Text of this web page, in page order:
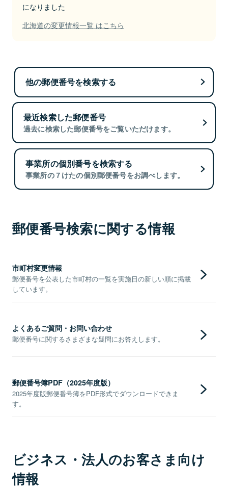
になりました
北海道の変更情報一覧 はこちら
他の郵便番号を検索する
最近検索した郵便番号
過去に検索した郵便番号をご覧いただけます。
事業所の個別番号を検索する
事業所の７けたの個別郵便番号をお調べします。
郵便番号検索に関する情報
市町村変更情報
郵便番号を公表した市町村の一覧を実施日の新しい順に掲載
しています。
よくあるご質問・お問い合わせ
郵便番号に関するさまざまな疑問にお答えします。
郵便番号簿PDF（2025年度版）
2025年度版郵便番号簿をPDF形式でダウンロードできま
す。
ビジネス・法人のお客さま向け
情報